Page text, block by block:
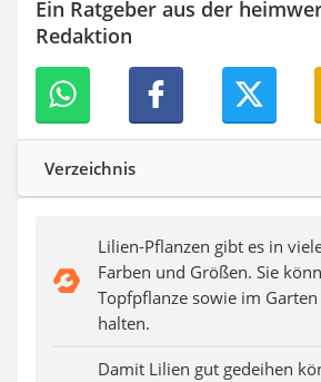
Akku-Laubbläser
Koifutter
Kassettenmarkise
Bosch-Heckenschere
Stihl-Laubbläser
Minidumper
Ein Ratgeber aus der
Redaktion
Verzeichnis
Lilien-Pflanzen gibt es in
Farben und Größen. Sie
Topfpflanze sowie im
halten.
Damit Lilien gut gedeihen